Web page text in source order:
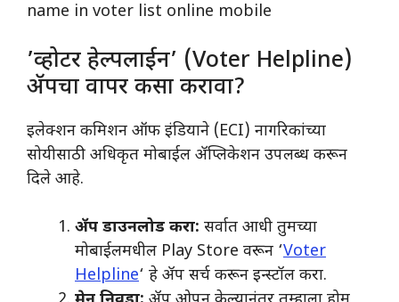
name in voter list online mobile
​’व्होटर हेल्पलाईन’ (Voter Helpline)
ॲपचा वापर कसा करावा?
​इलेक्शन कमिशन ऑफ इंडियाने (ECI) नागरिकांच्या
सोयीसाठी अधिकृत मोबाईल ॲप्लिकेशन उपलब्ध करून
दिले आहे.
ॲप डाउनलोड करा: सर्वात आधी तुमच्या
मोबाईलमधील Play Store वरून ‘Voter
Helpline‘ हे ॲप सर्च करून इन्स्टॉल करा.